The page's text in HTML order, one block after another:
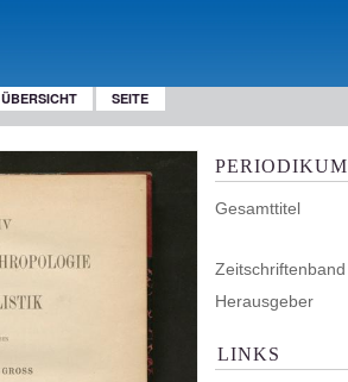
ÜBERSICHT SEITE
PERIODIKUM
Gesamttitel
Zeitschriftenband
Herausgeber
LINKS